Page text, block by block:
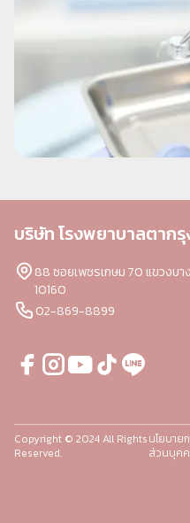
บริษัท โรงพยาบาลตาก
88 ซอยเพชรเกษม 70 แขวงบา
10160
02-869-8899
Copyright © 2024 All Rights
Reserved.
นโยบาย
ส่วนบุค